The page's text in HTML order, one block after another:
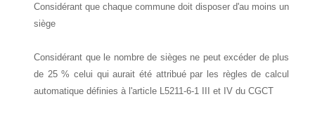
Considérant que chaque commune doit disposer d'au moins un
siège
Considérant que le nombre de sièges ne peut excéder de plus
de 25 % celui qui aurait été attribué par les règles de calcul
automatique définies à l'article L5211-6-1 III et IV du CGCT